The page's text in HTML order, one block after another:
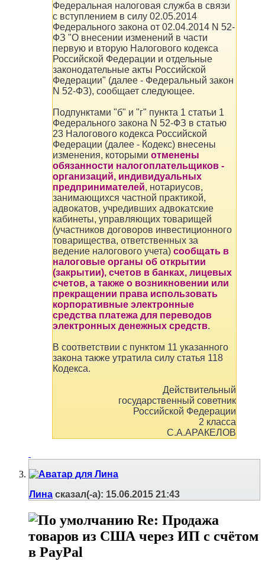
Федеральная налоговая служба в связи
с вступлением в силу 02.05.2014
Федерального закона от 02.04.2014 N 52-
ФЗ "О внесении изменений в части
первую и вторую Налогового кодекса
Российской Федерации и отдельные
законодательные акты Российской
Федерации" (далее - Федеральный закон
N 52-ФЗ), сообщает следующее.
Подпунктами "б" и "г" пункта 1 статьи 1
Федерального закона N 52-ФЗ в статью
23 Налогового кодекса Российской
Федерации (далее - Кодекс) внесены
изменения, которыми отменены
обязанности налогоплательщиков -
организаций, индивидуальных
предпринимателей, нотариусов,
занимающихся частной практикой,
адвокатов, учредивших адвокатские
кабинеты, управляющих товарищей
(участников договоров инвестиционного
товарищества, ответственных за
ведение налогового учета) сообщать в
налоговые органы об открытии
(закрытии), счетов в банках, лицевых
счетов, а также о возникновении или
прекращении права использовать
корпоративные электронные
средства платежа для переводов
электронных денежных средств.
В соответствии с пунктом 11 указанного
закона также утратила силу статья 118
Кодекса.
Действительный
государственный советник
Российской Федерации
2 класса
С.А.АРАКЕЛОВ
Лина сказал(-а): 15.06.2015 21:43
Re: Продажа
товаров из США через ИП с счётом
в PayPal